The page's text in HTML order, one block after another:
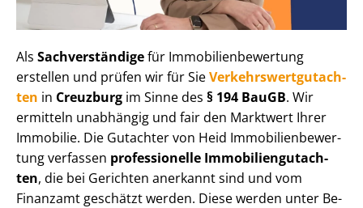
Als Sachverständigefür Im­mo­bi­li­en­be­wer­tung
erstellen und prüfen wir für SieVer­kehrs­wert­gut­ach­
ten in Creuzburg im Sinne des § 194 BauGB. Wir
ermitteln unabhängig und fair den Marktwert Ihrer
Immobilie. Die Gutachter von Heid Im­mo­bi­li­en­be­wer­
tung verfassen professionelle Im­mo­bi­li­en­gut­ach­
ten, die bei Gerichten anerkannt sind und vom
Finanzamt geschätzt werden. Diese werden unter Be­